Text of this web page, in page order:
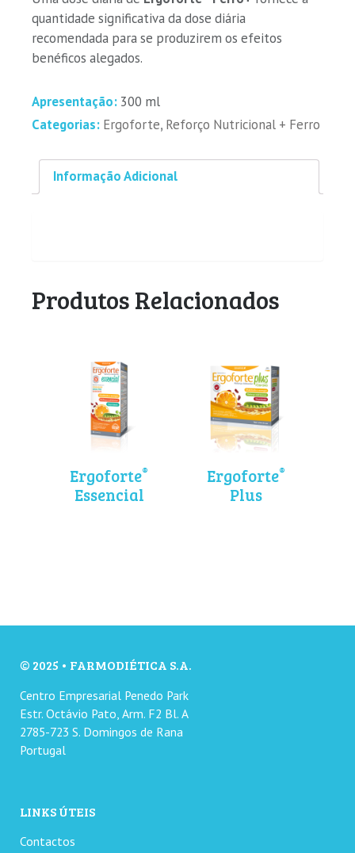
quantidade significativa da dose diária
recomendada para se produzirem os efeitos
benéficos alegados.
Apresentação: 300 ml
Categorias: Ergoforte, Reforço Nutricional + Ferro
Informação Adicional
Produtos Relacionados
Ergoforte®
Essencial
Ergoforte®
Plus
© 2025 • FARMODIÉTICA S.A.
Centro Empresarial Penedo Park
Estr. Octávio Pato, Arm. F2 Bl. A
2785-723 S. Domingos de Rana
Portugal
LINKS ÚTEIS
Contactos